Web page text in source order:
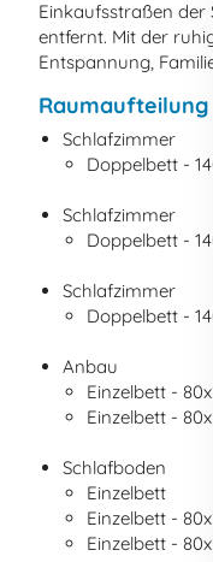
Einkaufsstraßen
entfernt. Mit der
Entspannung,
Raumaufteilung
Schlafzimmer
Doppelbett -
Schlafzimmer
Doppelbett -
Schlafzimmer
Doppelbett -
Anbau
Einzelbett -
Einzelbett -
Schlafboden
Einzelbett
Einzelbett -
Einzelbett -